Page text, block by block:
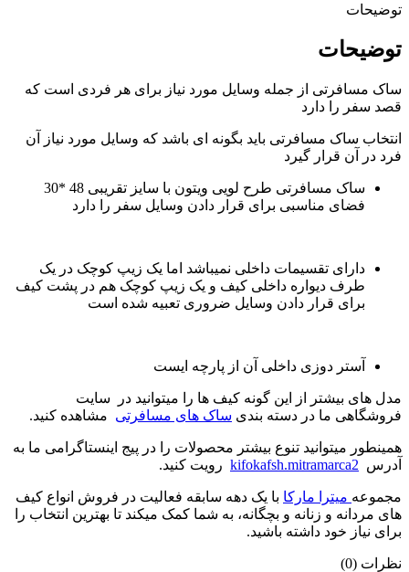
توضیحات
توضیحات
ساک مسافرتی از جمله وسایل مورد نیاز برای هر فردی است که
قصد سفر را دارد
انتخاب ساک مسافرتی باید بگونه ای باشد که وسایل مورد نیاز آن
فرد در آن قرار گیرد
ساک مسافرتی طرح لویی ویتون با سایز تقریبی 48 *30
فضای مناسبی برای قرار دادن وسایل سفر را دارد
دارای تقسیمات داخلی نمیباشد اما یک زیپ کوچک در یک
طرف دیواره داخلی کیف و یک زیپ کوچک هم در پشت کیف
برای قرار دادن وسایل ضروری تعبیه شده است
آستر دوزی داخلی آن از پارچه ایست
مدل های بیشتر از این گونه کیف ها را میتوانید در سایت
فروشگاهی ما در دسته بندی ساک های مسافرتی مشاهده کنید.
همینطور میتوانید تنوع بیشتر محصولات را در پیج اینستاگرامی ما به
آدرس kifokafsh.mitramarca2 رویت کنید.
مجموعه میترا مارکا با یک دهه سابقه فعالیت در فروش انواع کیف
های مردانه و زنانه و بچگانه، به شما کمک میکند تا بهترین انتخاب را
برای نیاز خود داشته باشید.
نظرات (0)